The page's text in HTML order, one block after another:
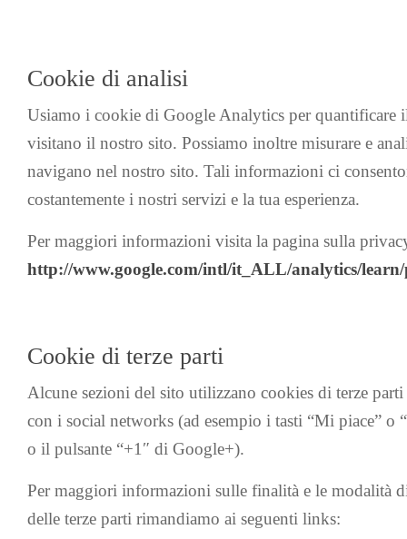
Cookie di analisi
Usiamo i cookie di Google Analytics per quantificare
visitano il nostro sito. Possiamo inoltre misurare e
navigano nel nostro sito. Tali informazioni ci
costantemente i nostri servizi e la tua esperienza.
Per maggiori informazioni visita la pagina sulla
http://www.google.com/intl/it_ALL/analytics/
Cookie di terze parti
Alcune sezioni del sito utilizzano cookies di terze
con i social networks (ad esempio i tasti “Mi piace” o
o il pulsante “+1″ di Google+).
Per maggiori informazioni sulle finalità e le modalità
delle terze parti rimandiamo ai seguenti links: